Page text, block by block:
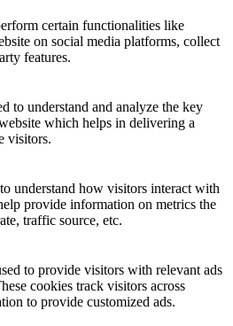
certain functionalities like
on social media platforms, collect
features.
to understand and analyze the key
which helps in delivering a
visitors.
understand how visitors interact with
provide information on metrics the
traffic source, etc.
to provide visitors with relevant ads
cookies track visitors across
to provide customized ads.